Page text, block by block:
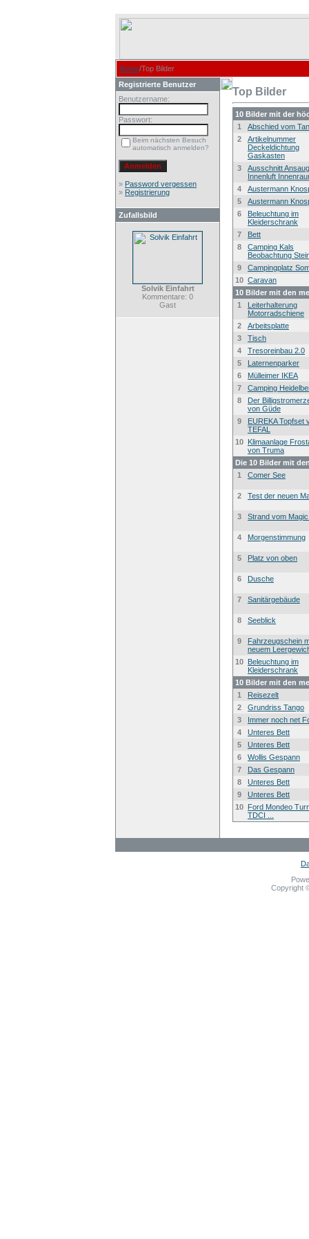
Home/Top Bilder
Registrierte Benutzer
Benutzername:
Passwort:
Beim nächsten Besuch
automatisch anmelden?
» Password vergessen
» Registrierung
Zufallsbild
Solvik Einfahrt
Kommentare: 0
Gast
Top Bilder
10 Bilder mit der
1
Abschied vom
2
Artikelnummer
Deckeldichtung
Gaskasten
3
Ausschnitt
Innenluft
4
Austermann
5
Austermann
6
Beleuchtung im
Kleiderschrank
7
Bett
8
Camping Kals
Beobachtung
9
Campingplatz
10 Caravan
10 Bilder mit den
1
Leiterhalterung
Motorradschiene
2
Arbeitsplatte
3
Tisch
4
Tresoreinbau 2.0
5
Laternenparker
6
Mülleimer IKEA
7
Camping
8
Der
von Güde
9
EUREKA Topfset
TEFAL
10 Klimaanlage
von Truma
Die 10 Bilder mit
1
Comer See
2 Test der neuen
3 Strand vom
4 Morgenstimmung
5 Platz von oben
6 Dusche
7 Sanitärgebäude
8 Seeblick
9
Fahrzeugschein
neuem
10 Beleuchtung im
Kleiderschrank
10 Bilder mit den
1
Reisezelt
2
Grundriss Tango
3
Immer noch net
4
Unteres Bett
5
Unteres Bett
6
Wollis Gespann
7
Das Gespann
8
Unteres Bett
9
Unteres Bett
10 Ford Mondeo
TDCI ...
Copyright